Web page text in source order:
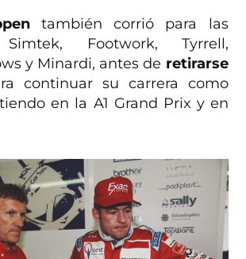
también corrió para las
Simtek, Footwork, Tyrrell,
y Minardi, antes de retirarse
continuar su carrera como
en la A1 Grand Prix y en